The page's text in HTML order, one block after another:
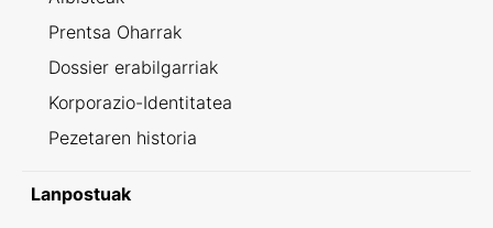
Prentsa Oharrak
Dossier erabilgarriak
Korporazio-Identitatea
Pezetaren historia
Lanpostuak